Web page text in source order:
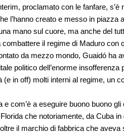
proclamato con le fanfare, s’è
l’hanno creato e messo in piazza
mano sul cuore, ma anche del
il regime di Maduro con
da mezzo mondo, Guaidó ha
politico dell’enorme insofferenza
in off) molti interni al regime, un
e com’è a eseguire buono buono
che notoriamente, da Cuba in
il marchio di fabbrica che aveva